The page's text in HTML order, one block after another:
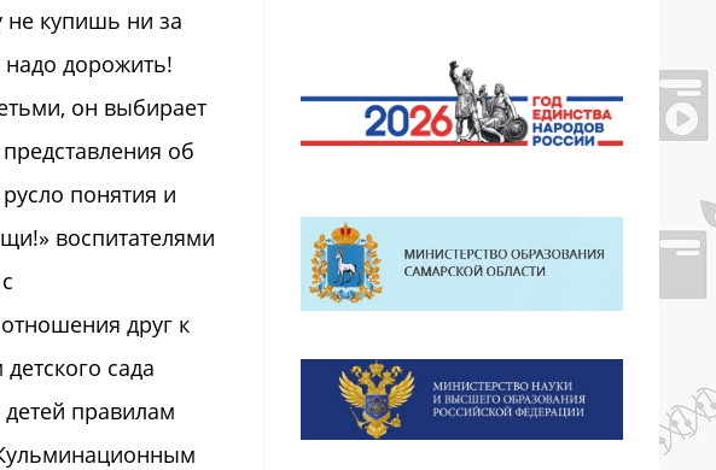
не купишь ни за
дорожить!
он выбирает
об
понятия и
воспитателями
друг к
сада
правилам